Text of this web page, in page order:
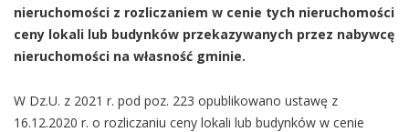
nieruchomości z rozliczaniem w cenie tych nieruchomości
ceny lokali lub budynków przekazywanych przez nabywcę
nieruchomości na własność gminie.
W Dz.U. z 2021 r. pod poz. 223 opublikowano ustawę z
16.12.2020 r. o rozliczaniu ceny lokali lub budynków w cenie